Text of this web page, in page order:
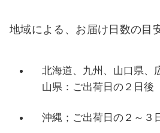
地域による、お届け日数の目
北海道、九州、山口県、
山県：ご出荷日の２日後
沖縄；ご出荷日の２～３